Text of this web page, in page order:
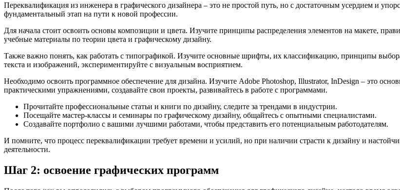
Переквалификация из инженера в графического дизайнера – это не простой путь, но с достаточным усердием и
фундаментальный этап на пути к новой профессии.
Для начала стоит освоить основы композиции и цвета. Изучите принципы распределения элементов на макете,
учебные материалы по теории цвета и графическому дизайну.
Также важно понять, как работать с типографикой. Изучите основные шрифты, их классификацию, принципы
текста и изображений, экспериментируйте с визуальным восприятием.
Необходимо освоить программное обеспечение для дизайна. Изучите Adobe Photoshop, Illustrator, InDesign – это
практическими упражнениями, создавайте свои проекты, развивайтесь в работе с программами.
Прочитайте профессиональные статьи и книги по дизайну, следите за трендами в индустрии.
Посещайте мастер-классы и семинары по графическому дизайну, общайтесь с опытными специалистами.
Создавайте портфолио с вашими лучшими работами, чтобы представить его потенциальным работодателям.
И помните, что процесс переквалификации требует времени и усилий, но при наличии страсти к дизайну и
деятельности.
Шаг 2: освоение графических программ